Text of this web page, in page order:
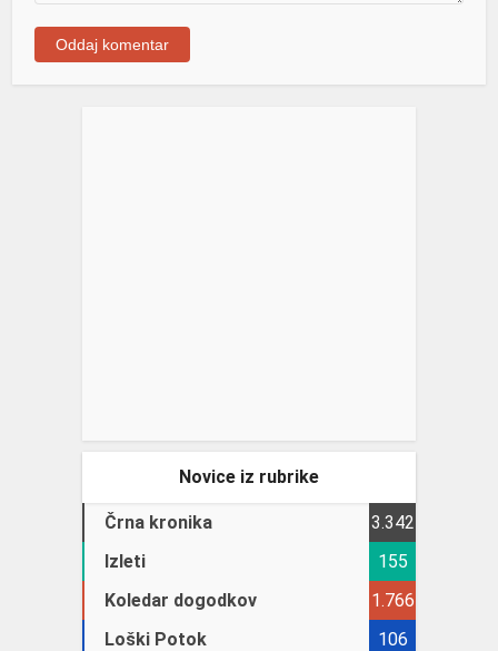
Novice iz rubrike
Črna kronika
3.342
Izleti
155
Koledar dogodkov
1.766
Loški Potok
106